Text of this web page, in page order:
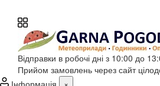
Відправки в робочі дні з 10:00 до
Прийом замовлень через сайт
Інформація
×